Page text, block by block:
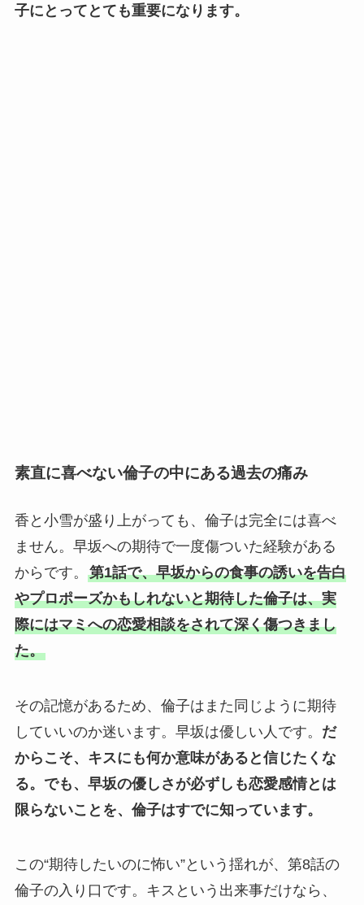
子にとってとても重要になります。
素直に喜べない倫子の中にある過去の痛み
香と小雪が盛り上がっても、倫子は完全には喜べ
ません。早坂への期待で一度傷ついた経験がある
からです。 第1話で、早坂からの食事の誘いを告白
やプロポーズかもしれないと期待した倫子は、実
際にはマミへの恋愛相談をされて深く傷つきまし
た。
その記憶があるため、倫子はまた同じように期待
していいのか迷います。早坂は優しい人です。 だ
からこそ、キスにも何か意味があると信じたくな
る。 でも、早坂の優しさが必ずしも恋愛感情とは
限らないことを、倫子はすでに知っています。
この“期待したいのに怖い”という揺れが、第8話の
倫子の入り口です。キスという出来事だけなら、